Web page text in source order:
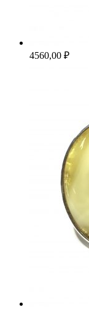
4560,00 ₽